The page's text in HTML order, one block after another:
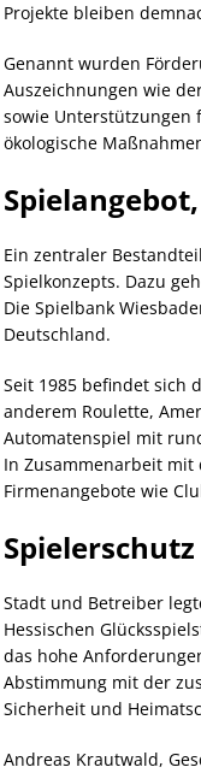
Projekte bleiben
Genannt wurden
Auszeichnungen wie
sowie
ökologische
Ein zentraler
Spielkonzepts. Dazu
Die Spielbank
Deutschland.
Seit 1985 befindet sich
anderem Roulette,
Automatenspiel mit
In Zusammenarbeit mit
Firmenangebote wie
Stadt und Betreiber
Hessischen
das hohe
Abstimmung mit der
Sicherheit und
Andreas Krautwald,